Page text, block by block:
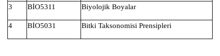
3 BİO5311 Biyolojik Boyalar
4 BİO5031 Bitki Taksonomisi Prensipleri